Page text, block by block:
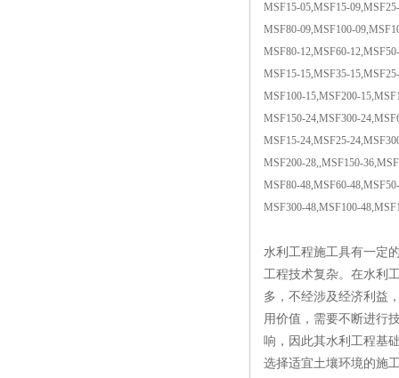
MSF15-05,MSF15-
MSF80-09,MSF100-
MSF80-12,MSF60-
MSF15-15,MSF35-
MSF100-15,MSF200-
MSF150-24,MSF300-
MSF15-24,MSF25-
MSF200-28,,MSF150-
MSF80-48,MSF60-
MSF300-48,MSF100-
水利工程施工具有一定
工程技术复杂。在水利
多，不经涉及经济利益
用价值，需要不断进行
响，因此其水利工程基
选择适宜土壤环境的施